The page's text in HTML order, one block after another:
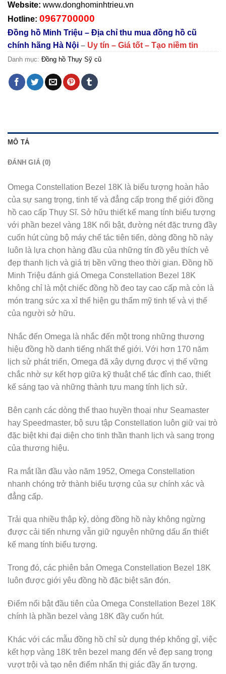
Website: www.donghominhtrieu.vn
Hotline: 0967700000
Đồng hồ Minh Triệu – Địa chỉ thu mua đồng hồ cũ
chính hãng Hà Nội – Uy tín – Giá tốt – Tạo niềm tin
Danh mục: Đồng hồ Thụy Sỹ cũ
MÔ TẢ
ĐÁNH GIÁ (0)
Omega Constellation Bezel 18K là biểu tượng hoàn hảo
của sự sang trọng, tinh tế và đẳng cấp trong thế giới đồng
hồ cao cấp Thụy Sĩ. Sở hữu thiết kế mang tính biểu tượng
với phần bezel vàng 18K nổi bật, đường nét đặc trưng đầy
cuốn hút cùng bộ máy chế tác tiên tiến, dòng đồng hồ này
luôn là lựa chọn hàng đầu của những tín đồ yêu thích vẻ
đẹp thanh lịch và giá trị bền vững theo thời gian. Đồng hồ
Minh Triệu đánh giá Omega Constellation Bezel 18K
không chỉ là một chiếc đồng hồ đeo tay cao cấp mà còn là
món trang sức xa xỉ thể hiện gu thẩm mỹ tinh tế và vị thế
của người sở hữu.
Nhắc đến Omega là nhắc đến một trong những thương
hiệu đồng hồ danh tiếng nhất thế giới. Với hơn 170 năm
lịch sử phát triển, Omega đã xây dựng được vị thế vững
chắc nhờ sự kết hợp giữa kỹ thuật chế tác đỉnh cao, thiết
kế sáng tạo và những thành tựu mang tính lịch sử.
Bên cạnh các dòng thể thao huyền thoại như Seamaster
hay Speedmaster, bộ sưu tập Constellation luôn giữ vai trò
đặc biệt khi đại diện cho tinh thần thanh lịch và sang trọng
của thương hiệu.
Ra mắt lần đầu vào năm 1952, Omega Constellation
nhanh chóng trở thành biểu tượng của sự chính xác và
đẳng cấp.
Trải qua nhiều thập kỷ, dòng đồng hồ này không ngừng
được cải tiến nhưng vẫn giữ nguyên những dấu ấn thiết
kế mang tính biểu tượng.
Trong đó, các phiên bản Omega Constellation Bezel 18K
luôn được giới yêu đồng hồ đặc biệt săn đón.
Điểm nổi bật đầu tiên của Omega Constellation Bezel 18K
chính là phần bezel vàng 18K đầy cuốn hút.
Khác với các mẫu đồng hồ chỉ sử dụng thép không gỉ, việc
kết hợp vàng 18K trên bezel mang đến vẻ đẹp sang trọng
vượt trội và tạo nên điểm nhấn thị giác đầy ấn tượng.